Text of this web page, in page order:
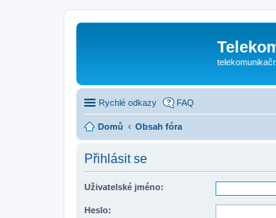
Rychlé odkazy FAQ
Domů Obsah fóra
Přihlásit se
Uživatelské jméno:
Heslo: